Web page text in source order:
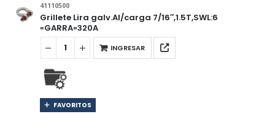
41110500
Grillete Lira galv.Al/carga 7/16″,1.5T,SWL:6
«GARRA»320A
INGRESAR
FAVORITOS